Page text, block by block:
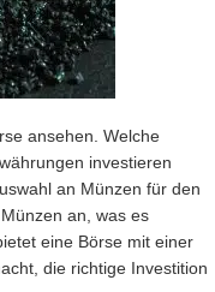
ansehen. Welche
investieren
an Münzen für den
an, was es
eine Börse mit einer
die richtige Investition